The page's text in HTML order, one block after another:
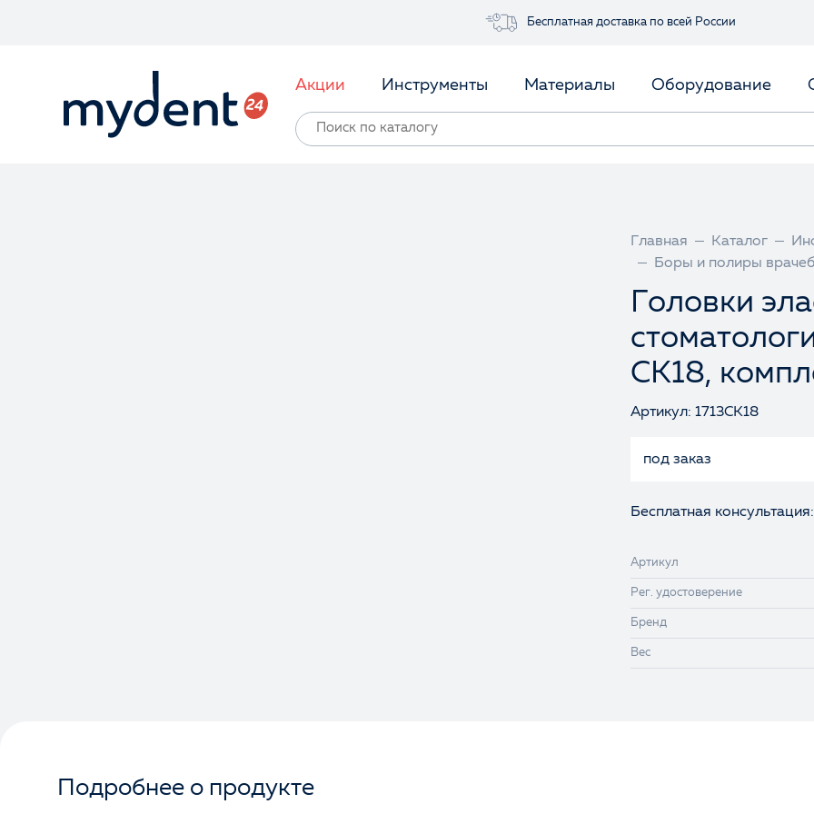
Бесплатная доставка по всей России
Акции Инструменты Материалы Оборудование
Главная Каталог
Боры и полиры
Головки
СК18,
Артикул: 1713СК18
под заказ
Бесплатная консультация:
Артикул
Рег. удостоверение
Бренд
Вес
Подробнее о продукте